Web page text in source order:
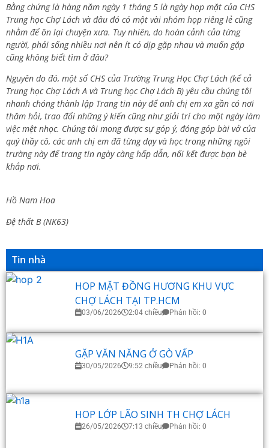
Bằng chứng là hàng năm ngày 1 tháng 5 là ngày họp mặt của CHS
Trung học Chợ Lách và đâu đó có một vài nhóm họp riêng lẻ cũng
nhằm để ôn lại chuyện xưa. Tuy nhiên, do hoàn cảnh của từng
người, phải sống nhiều nơi nên ít có dịp gặp nhau và muốn gặp
cũng không biết tìm ở đâu?
Nguyên do đó, một số CHS của Trường Trung Học Chợ Lách (kể cả
Trung học Chợ Lách A và Trung học Chợ Lách B) yêu cầu chúng tôi
nhanh chóng thành lập Trang tin này để anh chị em xa gần có nơi
thăm hỏi, trao đổi những ý kiến cũng như giải trí cho một ngày làm
việc mệt nhọc. Chúng tôi mong được sự góp ý, đóng góp bài vở của
quý thầy cô, các anh chị em đã từng dạy và học trong những ngôi
trường này để trang tin ngày càng hấp dẫn, nối kết được bạn bè
khắp nơi.
Hồ Nam Hoa
Đệ thất B (NK63)
Tin nhà
HOP MẶT ĐỒNG HƯƠNG KHU VỰC
CHỢ LÁCH TẠI TP.HCM
03/06/2026 2:04 chiều Phản hồi: 0
GẶP VĂN NĂNG Ở GÒ VẤP
30/05/2026 9:52 chiều Phản hồi: 0
HOP LỚP LÃO SINH TH CHỢ LÁCH
26/05/2026 7:13 chiều Phản hồi: 0